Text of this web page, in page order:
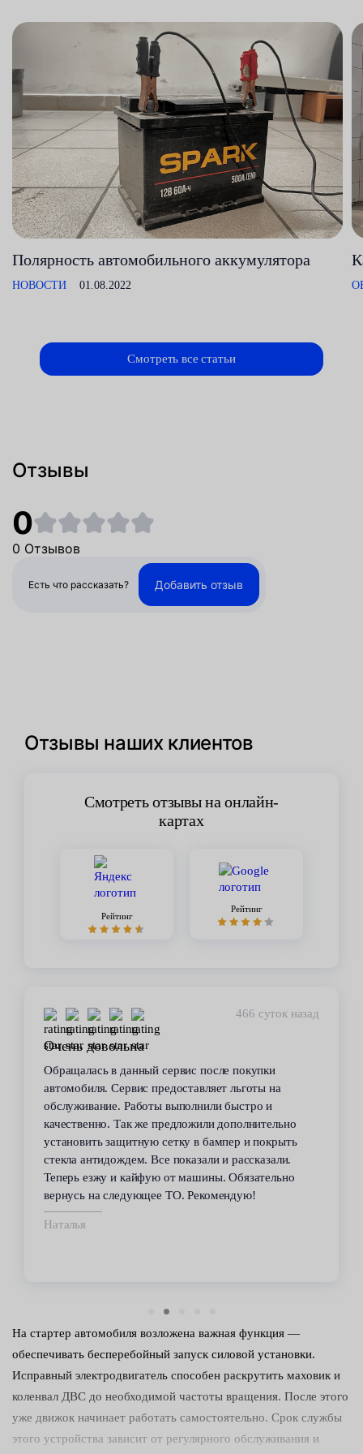
Полярность автомобильного аккумулятора
НОВОСТИ 01.08.2022
Смотреть все статьи
Отзывы
0
0 Отзывов
Есть что рассказать? Добавить отзыв
Отзывы наших клиентов
Смотреть отзывы на онлайн-
картах
Рейтинг
Рейтинг
466 суток назад
Очень довольна
Обращалась в данный сервис после покупки
автомобиля. Сервис предоставляет льготы на
обслуживание. Работы выполнили быстро и
качественно. Так же предложили дополнительно
установить защитную сетку в бампер и покрыть
стекла антидождем. Все показали и рассказали.
Теперь езжу и кайфую от машины. Обязательно
вернусь на следующее ТО. Рекомендую!
Наталья
На стартер автомобиля возложена важная функция —
обеспечивать бесперебойный запуск силовой установки.
Исправный электродвигатель способен раскрутить маховик и
коленвал ДВС до необходимой частоты вращения. После этого
уже движок начинает работать самостоятельно. Срок службы
этого устройства зависит от регулярного обслуживания и